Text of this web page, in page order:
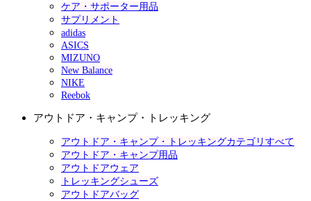
ケア・サポーター用品
サプリメント
adidas
ASICS
MIZUNO
New Balance
NIKE
Reebok
アウトドア・キャンプ・トレッキング
アウトドア・キャンプ・トレッキングカテゴリすべて
アウトドア・キャンプ用品
アウトドアウェア
トレッキングシューズ
アウトドアバッグ